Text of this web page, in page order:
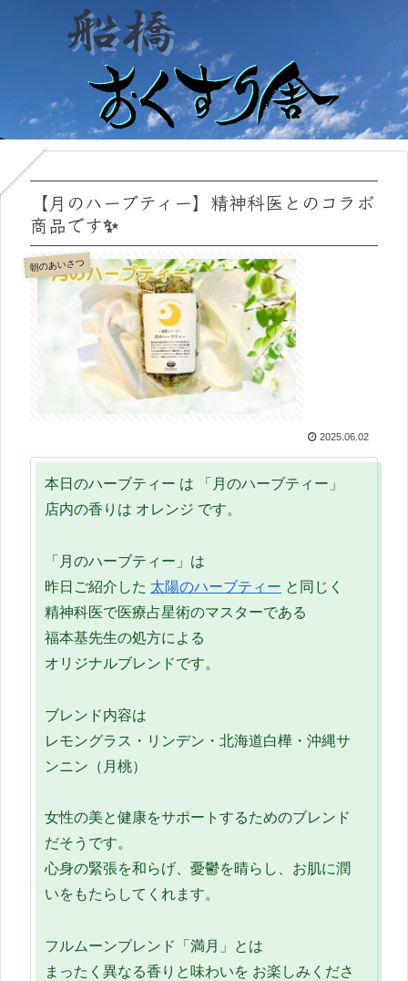
【月のハーブティー】精神科医とのコラボ
商品です✨
朝のあいさつ
2025.06.02
本日のハーブティー は 「月のハーブティー」
店内の香りは オレンジ です。
「月のハーブティー」は
昨日ご紹介した 太陽のハーブティー と同じく
精神科医で医療占星術のマスターである
福本基先生の処方による
オリジナルブレンドです。
ブレンド内容は
レモングラス・リンデン・北海道白樺・沖縄サ
ンニン（月桃）
女性の美と健康をサポートするためのブレンド
だそうです。
心身の緊張を和らげ、憂鬱を晴らし、お肌に潤
いをもたらしてくれます。
フルムーンブレンド「満月」とは
まったく異なる香りと味わいを お楽しみくださ